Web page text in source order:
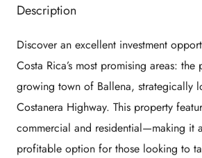
Description
Discover an excellent investment
Costa Rica’s most promising areas: the
growing town of Ballena, strategically
Costanera Highway. This property
commercial and residential—making it
profitable option for those looking to